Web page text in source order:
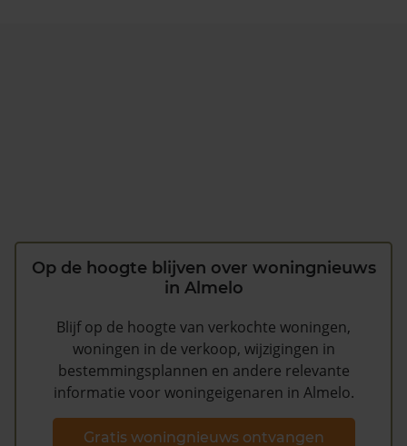
Op de hoogte blijven over woningnieuws
in Almelo
Blijf op de hoogte van verkochte woningen,
woningen in de verkoop, wijzigingen in
bestemmingsplannen en andere relevante
informatie voor woningeigenaren in Almelo.
Gratis woningnieuws ontvangen